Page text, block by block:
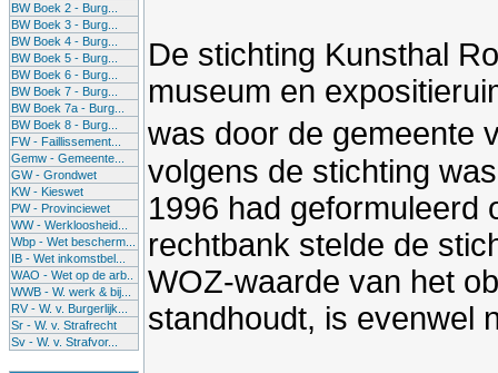
BW Boek 2 - Burg...
BW Boek 3 - Burg...
BW Boek 4 - Burg...
BW Boek 5 - Burg...
BW Boek 6 - Burg...
BW Boek 7 - Burg...
BW Boek 7a - Burg...
BW Boek 8 - Burg...
FW - Faillissement...
Gemw - Gemeente...
GW - Grondwet
KW - Kieswet
PW - Provinciewet
WW - Werkloosheid...
Wbp - Wet bescherm...
IB - Wet inkomstbel...
WAO - Wet op de arb..
WWB - W. werk & bij...
RV - W. v. Burgerlijk...
Sr - W. v. Strafrecht
Sv - W. v. Strafvor...
De stichting Kunsthal
museum en
was door de gemeente
volgens de stichting
1996 had geformuleerd
rechtbank stelde de
WOZ-waarde van het
standhoudt, is evenwel